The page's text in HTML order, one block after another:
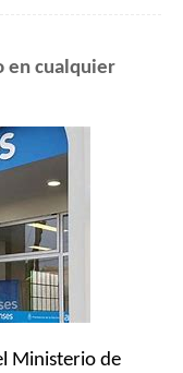
en cualquier
Ministerio de